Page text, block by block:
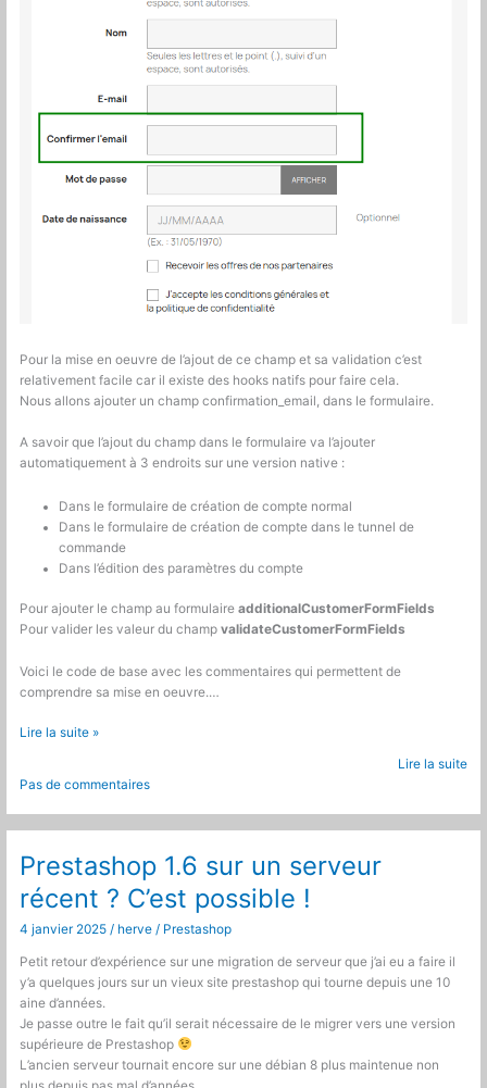
Pour la mise en oeuvre de l’ajout de ce champ et sa validation c’est
relativement facile car il existe des hooks natifs pour faire cela.
Nous allons ajouter un champ confirmation_email, dans le formulaire.
A savoir que l’ajout du champ dans le formulaire va l’ajouter
automatiquement à 3 endroits sur une version native :
Dans le formulaire de création de compte normal
Dans le formulaire de création de compte dans le tunnel de
commande
Dans l’édition des paramètres du compte
Pour ajouter le champ au formulaireadditionalCustomerFormFields
Pour valider les valeur du champvalidateCustomerFormFields
Voici le code de base avec les commentaires qui permettent de
comprendre sa mise en oeuvre.…
Prestashop
un
champ
confirmation
email
sur
le
de
création
de
compte
Lire la suite »
Lire la suite
Pas de commentaires
Prestashop 1.6 sur un serveur
récent ? C’est possible !
4 janvier 2025/ herve/ Prestashop
Petit retour d’expérience sur une migration de serveur que j’ai eu a faire il
y’a quelques jours sur un vieux site prestashop qui tourne depuis une 10
aine d’années.
Je passe outre le fait qu’il serait nécessaire de le migrer vers une version
supérieure de Prestashop
L’ancien serveur tournait encore sur une débian 8 plus maintenue non